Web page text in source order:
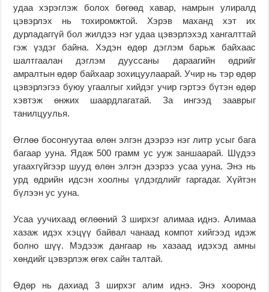
удаа хэрэглэж болох бөгөөд хавар, намрын улиралд
цэвэрлэх нь тохиромжтой. Хэрэв маханд хэт их
дурладаггүй бол жилдээ нэг удаа цэвэрлэхэд хангалттай
гэж үздэг байна. Хэдэн өдөр дэглэм барьж байхаас
шалтгаалан дэглэм дууссаны дараагийн өдрийг
амралтын өдөр байхаар зохицуулаарай. Учир нь тэр өдөр
цэвэрлэгээ буюу угаалгыг хийдэг учир гэртээ бүтэн өдөр
хэвтэж өнжих шаардлагатай. За ингээд зааврыг
танилцуулья.
Өглөө босонгуутаа өлөн элгэн дээрээ нэг литр усыг бага
багаар ууна. Ядаж 500 грамм ус ууж заншаарай. Шүдээ
угаахгүйгээр шууд өлөн элгэн дээрээ усаа ууна. Энэ нь
урд өдрийн идсэн хоолны үлдэгдлийг гаргадаг. Хүйтэн
бүлээн ус ууна.
Усаа уучихаад өглөөний 3 ширхэг алимаа иднэ. Алимаа
хазаж идэх хэцүү байвал чанаад компот хийгээд идэж
болно шүү. Мэдээж дангаар нь хазаад идэхэд амны
хөндийг цэвэрлэж өгөх сайн талтай.
Өдөр нь дахиад 3 ширхэг алим иднэ. Энэ хооронд